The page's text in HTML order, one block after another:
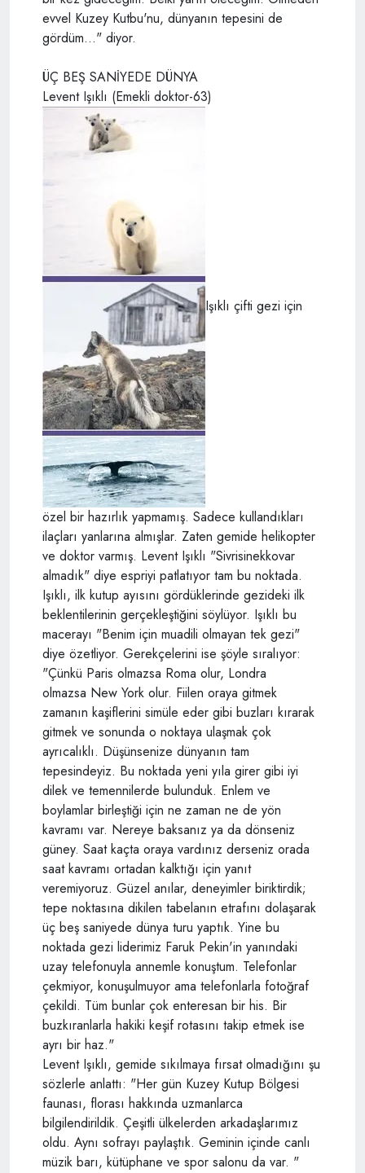
evvel Kuzey Kutbu'nu, dünyanın tepesini de
gördüm..." diyor.
ÜÇ BEŞ SANİYEDE DÜNYA
Levent Işıklı (Emekli doktor-63)
Işıklı çifti gezi için
özel bir hazırlık yapmamış. Sadece kullandıkları
ilaçları yanlarına almışlar. Zaten gemide helikopter
ve doktor varmış. Levent Işıklı "Sivrisinekkovar
almadık" diye espriyi patlatıyor tam bu noktada.
Işıklı, ilk kutup ayısını gördüklerinde gezideki ilk
beklentilerinin gerçekleştiğini söylüyor. Işıklı bu
macerayı "Benim için muadili olmayan tek gezi"
diye özetliyor. Gerekçelerini ise şöyle sıralıyor:
"Çünkü Paris olmazsa Roma olur, Londra
olmazsa New York olur. Fiilen oraya gitmek
zamanın kaşiflerini simüle eder gibi buzları kırarak
gitmek ve sonunda o noktaya ulaşmak çok
ayrıcalıklı. Düşünsenize dünyanın tam
tepesindeyiz. Bu noktada yeni yıla girer gibi iyi
dilek ve temennilerde bulunduk. Enlem ve
boylamlar birleştiği için ne zaman ne de yön
kavramı var. Nereye baksanız ya da dönseniz
güney. Saat kaçta oraya vardınız derseniz orada
saat kavramı ortadan kalktığı için yanıt
veremiyoruz. Güzel anılar, deneyimler biriktirdik;
tepe noktasına dikilen tabelanın etrafını dolaşarak
üç beş saniyede dünya turu yaptık. Yine bu
noktada gezi liderimiz Faruk Pekin'in yanındaki
uzay telefonuyla annemle konuştum. Telefonlar
çekmiyor, konuşulmuyor ama telefonlarla fotoğraf
çekildi. Tüm bunlar çok enteresan bir his. Bir
buzkıranlarla hakiki keşif rotasını takip etmek ise
ayrı bir haz."
Levent Işıklı, gemide sıkılmaya fırsat olmadığını şu
sözlerle anlattı: "Her gün Kuzey Kutup Bölgesi
faunası, florası hakkında uzmanlarca
bilgilendirildik. Çeşitli ülkelerden arkadaşlarımız
oldu. Aynı sofrayı paylaştık. Geminin içinde canlı
müzik barı, kütüphane ve spor salonu da var. "